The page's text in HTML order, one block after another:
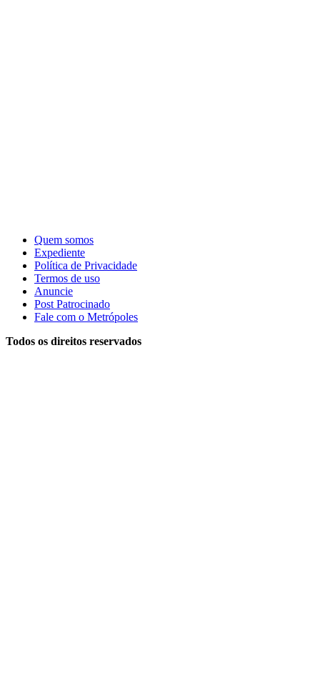
Quem somos
Expediente
Política de Privacidade
Termos de uso
Anuncie
Post Patrocinado
Fale com o Metrópoles
Todos os direitos reservados